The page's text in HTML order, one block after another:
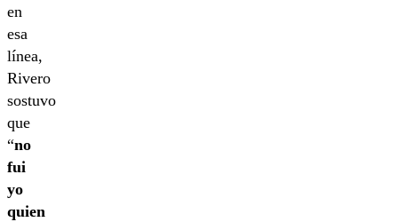
en
esa
línea,
Rivero
sostuvo
que
“no
fui
yo
quien